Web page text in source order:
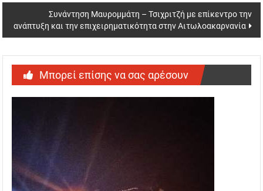
Συνάντηση Μαυρομμάτη – Τσιχριτζή με επίκεντρο την
ανάπτυξη και την επιχειρηματικότητα στην Αιτωλοακαρνανία
Μπορεί επίσης να σας αρέσουν